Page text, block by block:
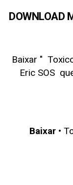
DOWNLOAD
Baixar "
Eric SOS
Baixar •